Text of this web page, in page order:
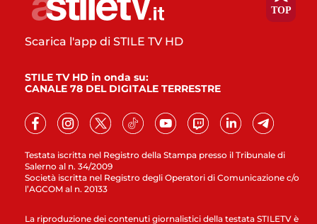
Testata iscritta nel Registro della Stampa presso il Tribunale di
Salerno al n. 34/2009
Società iscritta nel Registro degli Operatori di Comunicazione c/o
l’AGCOM al n. 20133
Scarica l'app di STILE TV HD
STILE TV HD in onda su:
CANALE 78 DEL DIGITALE TERRESTRE
La riproduzione dei contenuti giornalistici della testata STILETV è